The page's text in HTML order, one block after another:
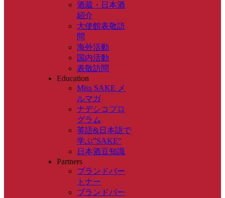
酒蔵・日本酒
紹介
大使館表敬訪
問
海外活動
国内活動
表敬訪問
Education
Miss SAKE メ
ルマガ
ナデシコプロ
グラム
英語&日本語で
学ぶ”SAKE”
日本酒豆知識
Partners
ブランドパー
トナー
ブランドパー